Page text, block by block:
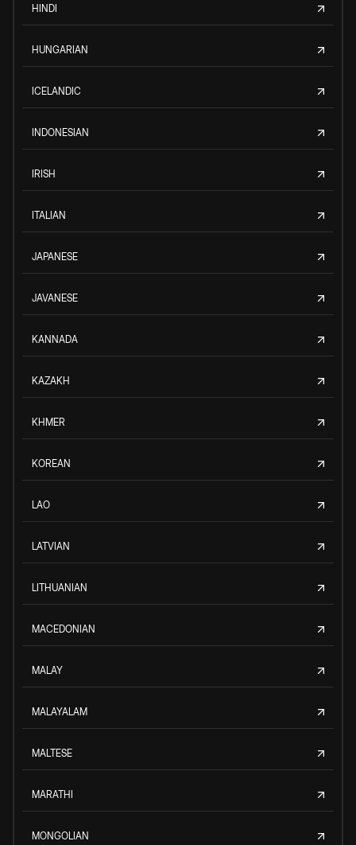
HINDI
HUNGARIAN
ICELANDIC
INDONESIAN
IRISH
ITALIAN
JAPANESE
JAVANESE
KANNADA
KAZAKH
KHMER
KOREAN
LAO
LATVIAN
LITHUANIAN
MACEDONIAN
MALAY
MALAYALAM
MALTESE
MARATHI
MONGOLIAN